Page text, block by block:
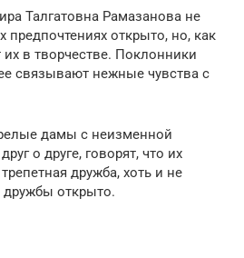
Талгатовна Рамазанова не
предпочтениях открыто, но, как
в творчестве. Поклонники
связывают нежные чувства с
дамы с неизменной
о друге, говорят, что их
дружба, хоть и не
дружбы открыто.